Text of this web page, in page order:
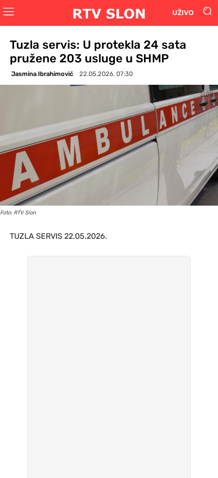
UŽIVO
Tuzla servis: U protekla 24 sata
pružene 203 usluge u SHMP
Jasmina Ibrahimović 22.05.2026. 07:30
Foto: RTV Slon
TUZLA SERVIS 22.05.2026.